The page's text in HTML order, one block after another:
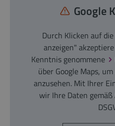
Google
Durch Klicken auf
anzeigen"
Kenntnis genommene
über Google Maps,
anzusehen. Mit Ihrer
wir Ihre Daten